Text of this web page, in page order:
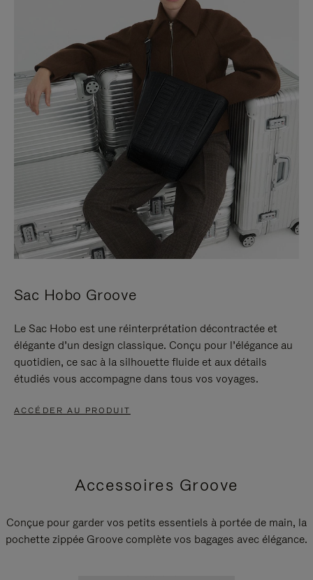
Sac Hobo Groove
Le Sac Hobo est une réinterprétation décontractée et
élégante d’un design classique. Conçu pour l’élégance au
quotidien, ce sac à la silhouette fluide et aux détails
étudiés vous accompagne dans tous vos voyages.
ACCÉDER AU PRODUIT
Accessoires Groove
Conçue pour garder vos petits essentiels à portée de main, la
pochette zippée Groove complète vos bagages avec élégance.